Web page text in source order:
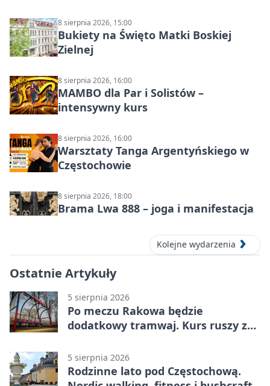
8 sierpnia 2026, 15:00
Bukiety na Święto Matki Boskiej
Zielnej
8 sierpnia 2026, 16:00
MAMBO dla Par i Solistów –
intensywny kurs
8 sierpnia 2026, 16:00
Warsztaty Tanga Argentyńskiego w
Częstochowie
8 sierpnia 2026, 18:00
Brama Lwa 888 – joga i manifestacja
Kolejne wydarzenia
Ostatnie Artykuły
5 sierpnia 2026
Po meczu Rakowa będzie
dodatkowy tramwaj. Kurs ruszy ze
5 sierpnia 2026
Rodzinne lato pod Częstochową.